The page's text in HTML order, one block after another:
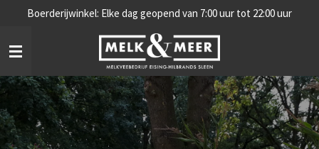
naar
de
hoofdinhoud
Boerderijwinkel: Elke dag geopend van 7:00 uur tot 22:00 uur